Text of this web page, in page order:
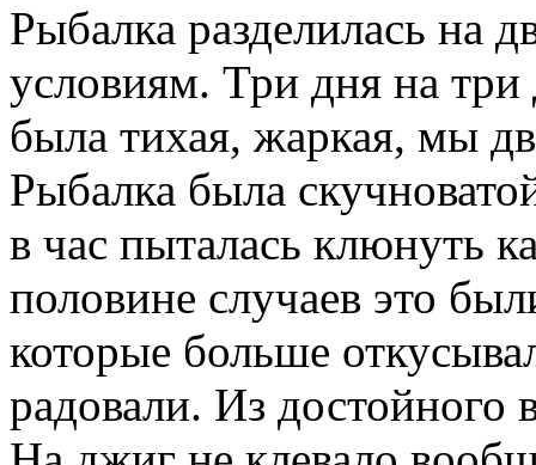
Рыбалка разделилась на
условиям. Три дня на
была тихая, жаркая, мы
Рыбалка была
в час пыталась клюнуть
половине случаев это
которые больше
радовали. Из достойного